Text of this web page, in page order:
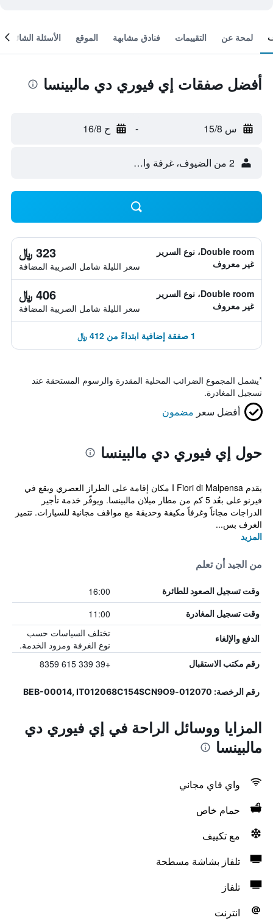
لمحة عن التقييمات فنادق مشابهة الموقع الأسئلة الشائعة
أفضل صفقات إي فيوري دي مالبينسا
س 15/8 - ح 16/8
2 من الضيوف، غرفة واحدة
Double room، نوع السرير
غير معروف
323 ﷼
سعر الليلة شامل الصريبة المضافة
Double room، نوع السرير
غير معروف
406 ﷼
سعر الليلة شامل الصريبة المضافة
1 صفقة إضافية ابتداءً من 412 ﷼
*يشمل المجموع الضرائب المحلية المقدرة والرسوم المستحقة عند
تسجيل المغادرة.
أفضل سعر مضمون
حول إي فيوري دي مالبينسا
يقدم I Fiori di Malpensa مكان إقامة على الطراز العصري ويقع في
فيرنو على بعُد 5 كم من مطار ميلان مالبينسا. ويوفّر خدمة تأجير
الدراجات مجاناً وغرفاً مكيفة وحديقة مع مواقف مجانية للسيارات. تتميز
الغرف بس...
المزيد
من الجيد أن تعلم
وقت تسجيل الصعود للطائرة 16:00
وقت تسجيل المغادرة 11:00
الدفع والإلغاء
تختلف السياسات حسب
نوع الغرفة ومزود الخدمة.
رقم مكتب الاستقبال +39 339 615 8359
رقم الرخصة: 012070-BEB-00014, IT012068C154SCN9O9
المزايا ووسائل الراحة في إي فيوري دي
مالبينسا
واي فاي مجاني
حمام خاص
مع تكييف
تلفاز بشاشة مسطحة
تلفاز
انترنت